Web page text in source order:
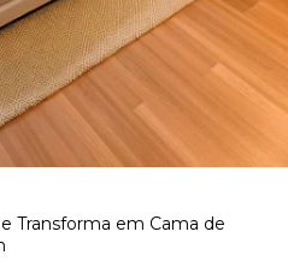
Transforma em Cama de